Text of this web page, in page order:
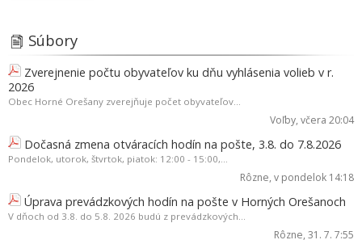
Súbory
Zverejnenie počtu obyvateľov ku dňu vyhlásenia volieb v r.
2026
Obec Horné Orešany zverejňuje počet obyvateľov...
Voľby, včera 20:04
Dočasná zmena otváracích hodín na pošte, 3.8. do 7.8.2026
Pondelok, utorok, štvrtok, piatok: 12:00 - 15:00,...
Rôzne, v pondelok 14:18
Úprava prevádzkových hodín na pošte v Horných Orešanoch
V dňoch od 3.8. do 5.8. 2026 budú z prevádzkových...
Rôzne, 31. 7. 7:55